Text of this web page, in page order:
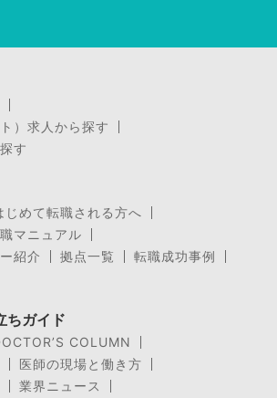
）求人から探す
す
じめて転職される方へ
マニュアル
紹介
拠点一覧
転職成功事例
ちガイド
COLUMN
医師の現場と働き方
業界ニュース